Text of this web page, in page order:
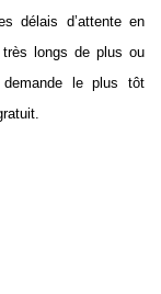
délais d’attente en
très longs de plus ou
le plus tôt